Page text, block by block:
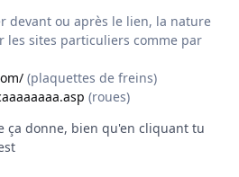
devant ou après le lien, la nature
les sites particuliers comme par
(plaquettes de freins)
(roues)
ça donne, bien qu'en cliquant tu